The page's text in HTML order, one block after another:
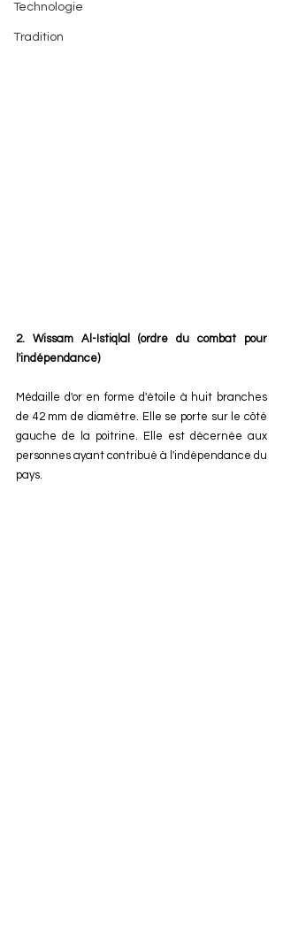
Technologie
Tradition
2. Wissam Al-Istiqlal (ordre du combat pour
l'indépendance)
Médaille d'or en forme d'étoile à huit branches
de 42 mm de diamètre. Elle se porte sur le côté
gauche de la poitrine. Elle est décernée aux
personnes ayant contribué à l'indépendance du
pays.